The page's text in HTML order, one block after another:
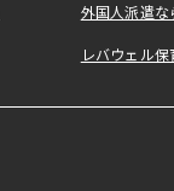
外国人派遣な
レバウェル